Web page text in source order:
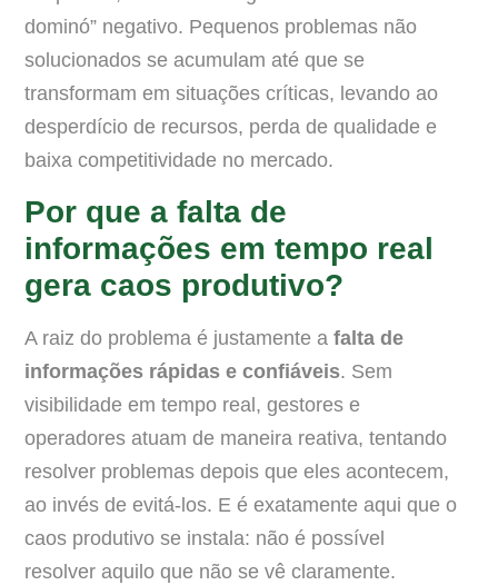
dominó” negativo. Pequenos problemas não
solucionados se acumulam até que se
transformam em situações críticas, levando ao
desperdício de recursos, perda de qualidade e
baixa competitividade no mercado.
Por que a falta de
informações em tempo real
gera caos produtivo?
A raiz do problema é justamente a falta de
informações rápidas e confiáveis. Sem
visibilidade em tempo real, gestores e
operadores atuam de maneira reativa, tentando
resolver problemas depois que eles acontecem,
ao invés de evitá-los. E é exatamente aqui que o
caos produtivo se instala: não é possível
resolver aquilo que não se vê claramente.